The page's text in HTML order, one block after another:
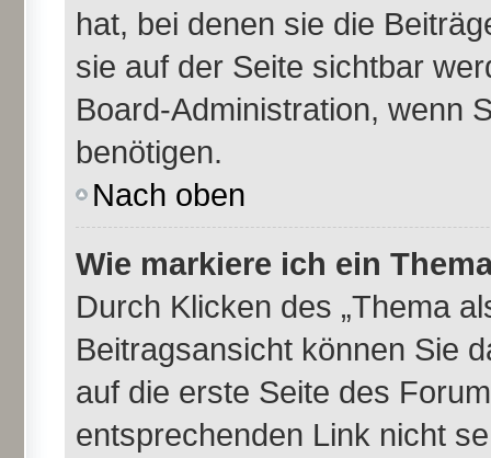
hat, bei denen sie die
sie auf der Seite sichtbar
Board-Administration, wenn
benötigen.
Nach oben
Wie markiere ich ein
Durch Klicken des „Thema
Beitragsansicht können Sie
auf die erste Seite des
entsprechenden Link nicht